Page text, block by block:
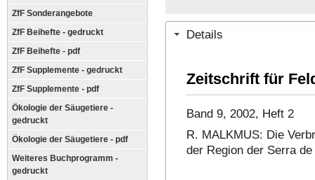
ZfF Sonderangebote
ZfF Beihefte - gedruckt
ZfF Beihefte - pdf
ZfF Supplemente - gedruckt
ZfF Supplemente - pdf
Ökologie der Säugetiere -
gedruckt
Ökologie der Säugetiere - pdf
Weiteres Buchprogramm -
gedruckt
Details
Zeitschrift für
Band 9, 2002, Heft 2
R. MALKMUS: Die
der Region der Serra